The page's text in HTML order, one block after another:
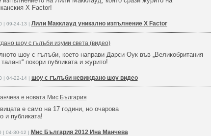
X Factor!
| 09-24-13 | Лили Макклауд уникално изпълнение X Factor
шоу с гълъби изуми света (видео)
шоу с гълъби, което направи Дарси Оук във „Великобритания
покори публиката и журито!
| 04-22-14 | шоу с гълъби невиждано шоу видео
е новата Мис България
е само на 17 години, но очарова
и публиката!
| 04-30-12 | Мис България 2012 Ина Манчева